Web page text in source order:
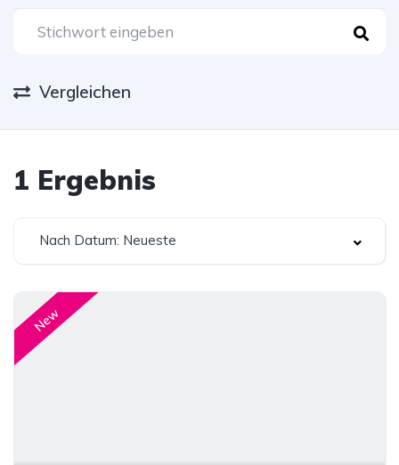
Vergleichen
1 Ergebnis
Nach Datum: Neueste
New